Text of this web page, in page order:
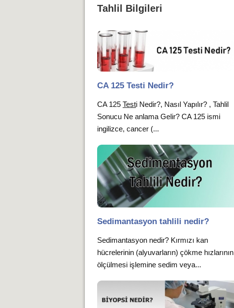
Tahlil Bilgileri
CA 125 Testi Nedir?
CA 125Testi Nedir?, Nasıl Yapılır? , Tahlil
Sonucu Ne anlama Gelir? CA 125 ismi
ingilizce, cancer (...
Sedimantasyon tahlili nedir?
Sedimantasyon nedir? Kırmızı kan
hücrelerinin (alyuvarların) çökme hızlarının
ölçülmesi işlemine sedim veya...